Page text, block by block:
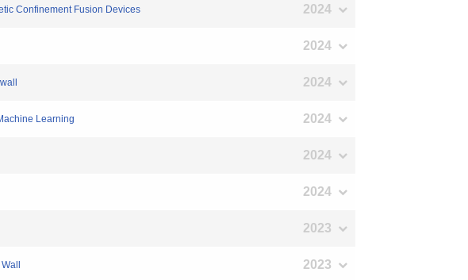
Confinement Fusion Devices 2024
2024
2024
Learning 2024
2024
2024
2023
2023